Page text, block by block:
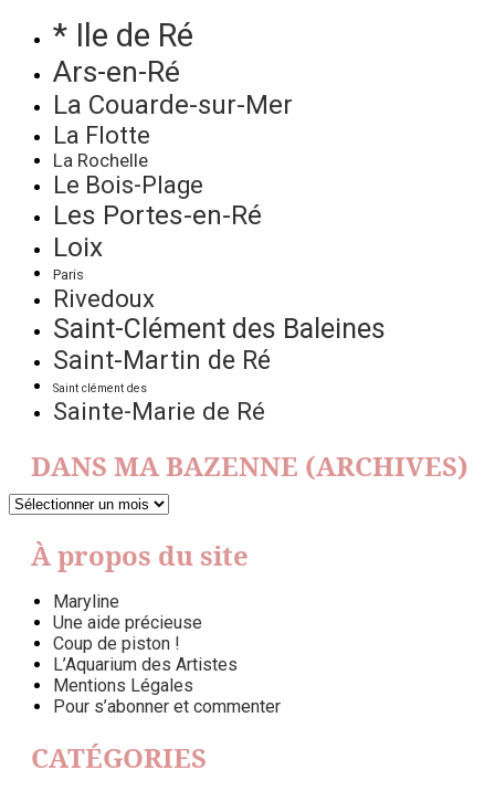
* Ile de Ré
Ars-en-Ré
La Couarde-sur-Mer
La Flotte
La Rochelle
Le Bois-Plage
Les Portes-en-Ré
Loix
Paris
Rivedoux
Saint-Clément des Baleines
Saint-Martin de Ré
Saint clément des
Sainte-Marie de Ré
DANS MA BAZENNE (ARCHIVES)
DANS
BAZENNE
(ARCHIVES)
À propos du site
Maryline
Une aide précieuse
Coup de piston !
L’Aquarium des Artistes
Mentions Légales
Pour s’abonner et commenter
CATÉGORIES